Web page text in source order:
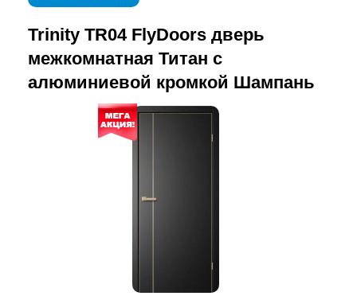
Trinity TR04 FlyDoors дверь
межкомнатная Титан с
алюминиевой кромкой Шампань